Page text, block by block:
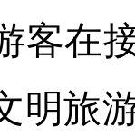
客在
明旅